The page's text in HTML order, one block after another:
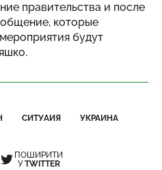
правительства и после
которые
будут
СИТУАИЯ УКРАИНА
ПОШИРИТИ
УTWITTER